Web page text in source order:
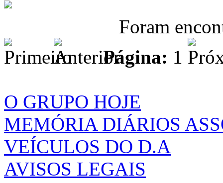
Foram
Página: 1
O GRUPO HOJE
MEMÓRIA DIÁRIOS
VEÍCULOS DO D.A
AVISOS LEGAIS